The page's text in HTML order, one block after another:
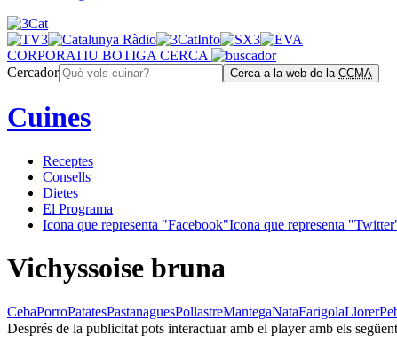
CORPORATIU BOTIGA CERCA
Cercador
Cerca a la web de la CCMA
Cuines
Receptes
Consells
Dietes
El Programa
Icona que representa "Facebook"Icona que representa
Vichyssoise bruna
CebaPorroPatatesPastanaguesPollastreMantegaNataFarigolaLlorer
Després de la publicitat pots interactuar amb el player amb els